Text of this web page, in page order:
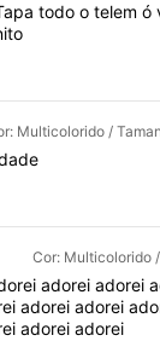
todo o telem ó
Multicolorido /
Cor: Multicolorido
adorei adorei
adoreiadorei
adoreiadorei